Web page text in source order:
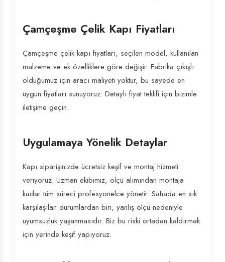
Çamçeşme Çelik Kapı Fiyatları
Çamçeşme çelik kapı fiyatları, seçilen model, kullanılan
malzeme ve ek özelliklere göre değişir. Fabrika çıkışlı
olduğumuz için aracı maliyeti yoktur, bu sayede en
uygun fiyatları sunuyoruz. Detaylı fiyat teklifi için bizimle
iletişime geçin.
Uygulamaya Yönelik Detaylar
Kapı siparişinizde ücretsiz keşif ve montaj hizmeti
veriyoruz. Uzman ekibimiz, ölçü alımından montaja
kadar tüm süreci profesyonelce yönetir. Sahada en sık
karşılaşılan durumlardan biri, yanlış ölçü nedeniyle
uyumsuzluk yaşanmasıdır. Biz bu riski ortadan kaldırmak
için yerinde keşif yapıyoruz.